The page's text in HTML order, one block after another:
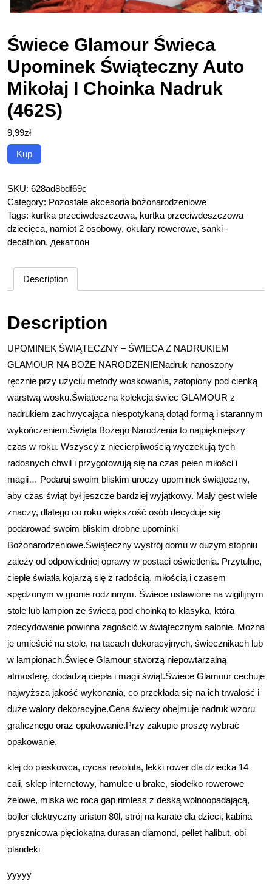
Świece Glamour Świeca
Upominek Świąteczny Auto
Mikołaj I Choinka Nadruk
(462S)
9,99zł
Kup
SKU: 628ad8bdf69c
Category: Pozostałe akcesoria bożonarodzeniowe
Tags: kurtka przeciwdeszczowa, kurtka przeciwdeszczowa
dziecięca, namiot 2 osobowy, okulary rowerowe, sanki -
decathlon, декатлон
Description
Description
UPOMINEK ŚWIĄTECZNY – ŚWIECA Z NADRUKIEM
GLAMOUR NA BOŻE NARODZENIENadruk nanoszony
ręcznie przy użyciu metody woskowania, zatopiony pod cienką
warstwą wosku.Świąteczna kolekcja świec GLAMOUR z
nadrukiem zachwycająca niespotykaną dotąd formą i starannym
wykończeniem.Święta Bożego Narodzenia to najpiękniejszy
czas w roku. Wszyscy z niecierpliwością wyczekują tych
radosnych chwil i przygotowują się na czas pełen miłości i
magii… Podaruj swoim bliskim uroczy upominek świąteczny,
aby czas świąt był jeszcze bardziej wyjątkowy. Mały gest wiele
znaczy, dlatego co roku większość osób decyduje się
podarować swoim bliskim drobne upominki
Bożonarodzeniowe.Świąteczny wystrój domu w dużym stopniu
zależy od odpowiedniej oprawy w postaci oświetlenia. Przytulne,
ciepłe światła kojarzą się z radością, miłością i czasem
spędzonym w gronie rodzinnym. Świece ustawione na wigilijnym
stole lub lampion ze świecą pod choinką to klasyka, która
zdecydowanie powinna zagościć w świątecznym salonie. Można
je umieścić na stole, na tacach dekoracyjnych, świecznikach lub
w lampionach.Świece Glamour stworzą niepowtarzalną
atmosferę, dodadzą ciepła i magii świąt.Świece Glamour cechuje
najwyższa jakość wykonania, co przekłada się na ich trwałość i
duże walory dekoracyjne.Cena świecy obejmuje nadruk wzoru
graficznego oraz opakowanie.Przy zakupie proszę wybrać
opakowanie.
klej do piaskowca, cycas revoluta, lekki rower dla dziecka 14
cali, sklep internetowy, hamulce u brake, siodełko rowerowe
żelowe, miska wc roca gap rimless z deską wolnoopadającą,
bojler elektryczny ariston 80l, strój na karate dla dzieci, kabina
prysznicowa pięciokątna durasan diamond, pellet halibut, obi
plandeki
yyyyy